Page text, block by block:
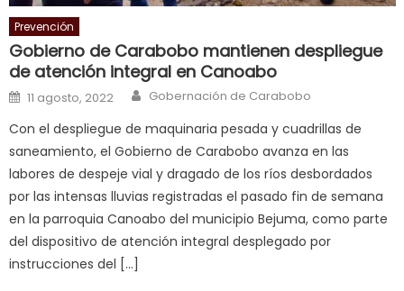
क
ल
म
य
भ
ह,
indian
dancer
erotic
milf,
videos
de
Prevención
Gobierno de Carabobo mantienen despliegue
de atención integral en Canoabo
Posted on
11 agosto, 2022 Author
Gobernación de Carabobo
Con el despliegue de maquinaria pesada y cuadrillas de
saneamiento, el Gobierno de Carabobo avanza en las
labores de despeje vial y dragado de los ríos desbordados
por las intensas lluvias registradas el pasado fin de semana
en la parroquia Canoabo del municipio Bejuma, como parte
del dispositivo de atención integral desplegado por
instrucciones del […]